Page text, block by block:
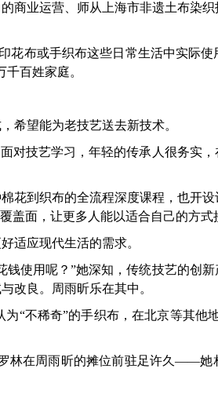
业运营、师从上海市非遗土布染织
布或手织布这些日常生活中实际使
百姓家庭。
望能为老技艺送去新技术。
技艺学习，年轻的传承人很务实，
到织布的全流程深度课程，也开设
面，让更多人能以适合自己的方式
适应现代生活的需求。
使用呢？”她深知，传统技艺的创新
改良。周雨昕乐在其中。
不稀奇”的手织布，在北京等其他
在周雨昕的摊位前驻足许久——她